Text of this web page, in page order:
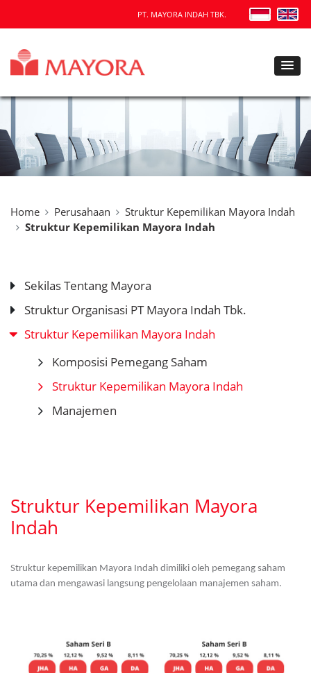
PT. MAYORA INDAH TBK.
Home Perusahaan
Struktur Kepemilikan Mayora Indah
Struktur Kepemilikan Mayora Indah
Sekilas Tentang Mayora
Struktur Organisasi PT Mayora Indah Tbk.
Struktur Kepemilikan Mayora Indah
Komposisi Pemegang Saham
Struktur Kepemilikan Mayora Indah
Manajemen
Struktur Kepemilikan Mayora
Indah
Struktur kepemilikan Mayora Indah dimiliki oleh pemegang saham
utama dan mengawasi langsung pengelolaan manajemen saham.